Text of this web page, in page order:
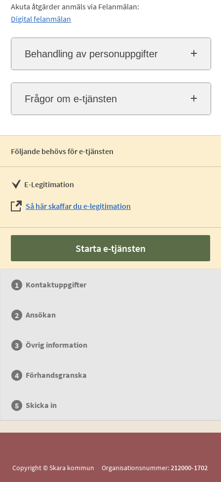
Akuta åtgärder anmäls via Felanmälan:
Digital felanmälan
Behandling av personuppgifter
Frågor om e-tjänsten
Följande behövs för e-tjänsten
E-Legitimation
Så här skaffar du e-legitimation
Starta e-tjänsten
Kontaktuppgifter
Ansökan
Övrig information
Förhandsgranska
Skicka in
Copyright © Skara kommun Organisationsnummer:212000-1702